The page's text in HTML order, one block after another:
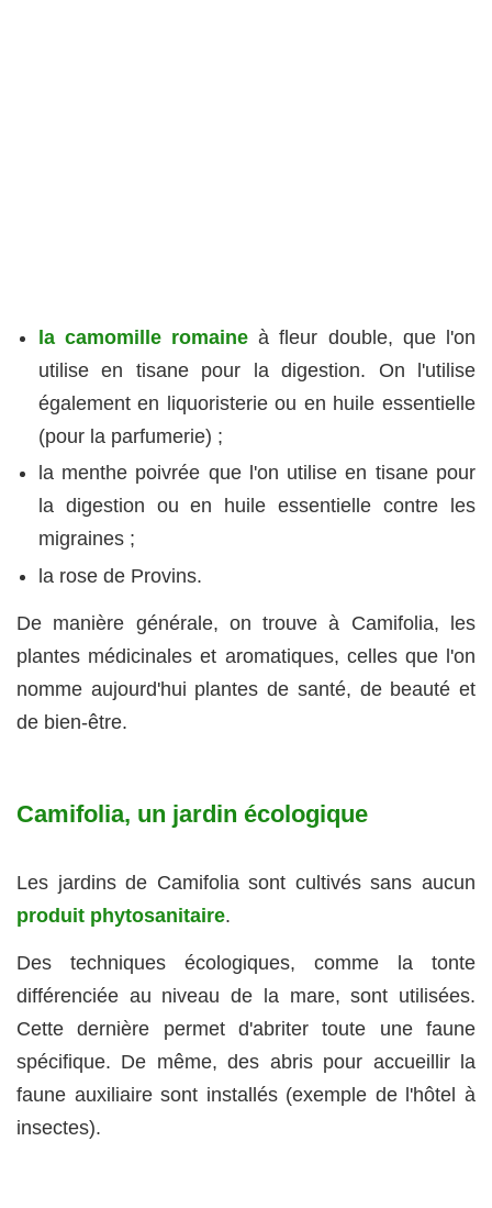
la camomille romaine à fleur double, que l'on
utilise en tisane pour la digestion. On l'utilise
également en liquoristerie ou en huile essentielle
(pour la parfumerie) ;
la menthe poivrée que l'on utilise en tisane pour
la digestion ou en huile essentielle contre les
migraines ;
la rose de Provins.
De manière générale, on trouve à Camifolia, les
plantes médicinales et aromatiques, celles que l'on
nomme aujourd'hui plantes de santé, de beauté et
de bien-être.
Camifolia, un jardin écologique
Les jardins de Camifolia sont cultivés sans aucun
produit phytosanitaire.
Des techniques écologiques, comme la tonte
différenciée au niveau de la mare, sont utilisées.
Cette dernière permet d'abriter toute une faune
spécifique. De même, des abris pour accueillir la
faune auxiliaire sont installés (exemple de l'hôtel à
insectes).